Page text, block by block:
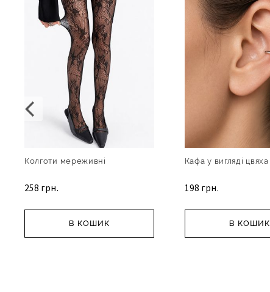
Колготи мереживні
258 грн.
В КОШИК
Кафа у вигляді цвяха
198 грн.
В КОШИК